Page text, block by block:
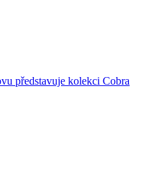
představuje kolekci Cobra